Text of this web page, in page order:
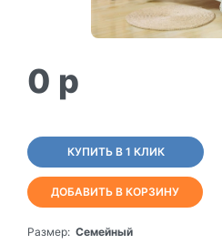
0 p
КУПИТЬ В 1 КЛИК
ДОБАВИТЬ В КОРЗИНУ
Размер: Семейный